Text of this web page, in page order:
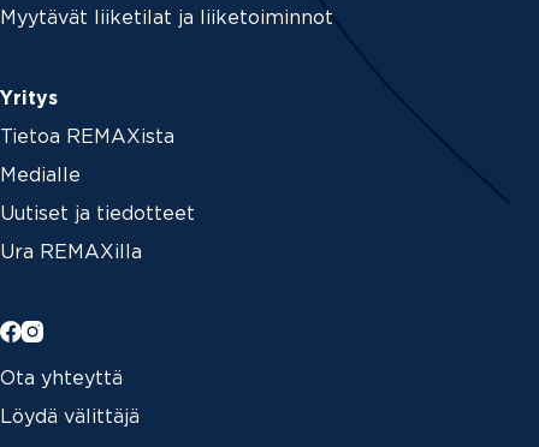
Myytävät liiketilat ja liiketoiminnot
Yritys
Tietoa REMAXista
Medialle
Uutiset ja tiedotteet
Ura REMAXilla
Ota yhteyttä
Löydä välittäjä